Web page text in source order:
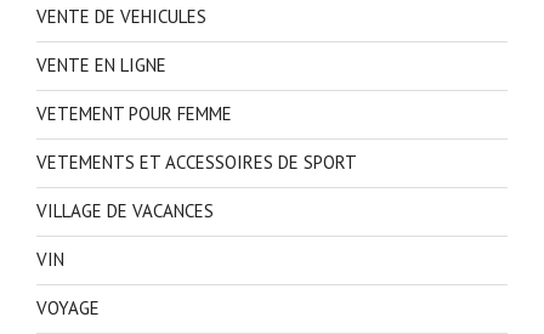
VENTE DE VEHICULES
VENTE EN LIGNE
VETEMENT POUR FEMME
VETEMENTS ET ACCESSOIRES DE SPORT
VILLAGE DE VACANCES
VIN
VOYAGE